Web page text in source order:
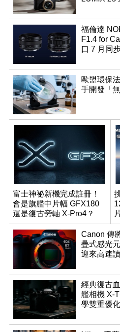
福倫達
F1.4 for
口 7 月同
歐盟環保
手開發「
富士神祕新機完成註冊！
會是旗艦中片幅 GFX180
還是復古旁軸 X-Pro4？
Canon 傳
疊式感光
迎來高速
經典復古
艦相機 X-
學雙重優化